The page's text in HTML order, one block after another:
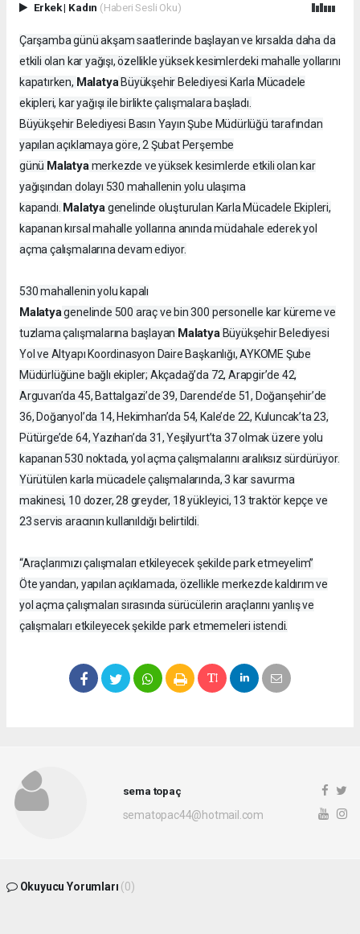
Erkek| Kadın (Haberi Sesli Oku)
Çarşamba günü akşam saatlerinde başlayan ve kırsalda daha da
etkili olan kar yağışı, özellikle yüksek kesimlerdeki mahalle yollarını
kapatırken, Malatya Büyükşehir Belediyesi Karla Mücadele
ekipleri, kar yağışı ile birlikte çalışmalara başladı.
Büyükşehir Belediyesi Basın Yayın Şube Müdürlüğü tarafından
yapılan açıklamaya göre, 2 Şubat Perşembe
günü Malatyamerkezde ve yüksek kesimlerde etkili olan kar
yağışından dolayı 530 mahallenin yolu ulaşıma
kapandı. Malatyagenelinde oluşturulan Karla Mücadele Ekipleri,
kapanan kırsal mahalle yollarına anında müdahale ederek yol
açma çalışmalarına devam ediyor.
530 mahallenin yolu kapalı
Malatyagenelinde 500 araç ve bin 300 personelle kar küreme ve
tuzlama çalışmalarına başlayan MalatyaBüyükşehir Belediyesi
Yol ve Altyapı Koordinasyon Daire Başkanlığı, AYKOME Şube
Müdürlüğüne bağlı ekipler; Akçadağ’da 72, Arapgir’de 42,
Arguvan’da 45, Battalgazi’de 39, Darende’de 51, Doğanşehir’de
36, Doğanyol’da 14, Hekimhan’da 54, Kale’de 22, Kuluncak’ta 23,
Pütürge’de 64, Yazıhan’da 31, Yeşilyurt’ta 37 olmak üzere yolu
kapanan 530 noktada, yol açma çalışmalarını aralıksız sürdürüyor.
Yürütülen karla mücadele çalışmalarında, 3 kar savurma
makinesi, 10 dozer, 28 greyder, 18 yükleyici, 13 traktör kepçe ve
23 servis aracının kullanıldığı belirtildi.
“Araçlarımızı çalışmaları etkileyecek şekilde park etmeyelim”
Öte yandan, yapılan açıklamada, özellikle merkezde kaldırım ve
yol açma çalışmaları sırasında sürücülerin araçlarını yanlış ve
çalışmaları etkileyecek şekilde park etmemeleri istendi.
sema topaç
sematopac44@hotmail.com
Okuyucu Yorumları (0)